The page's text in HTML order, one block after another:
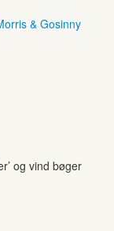
& Gosinny
og vind bøger